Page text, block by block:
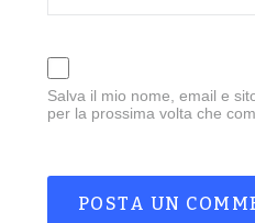
Salva il mio nome, email e
per la prossima volta che